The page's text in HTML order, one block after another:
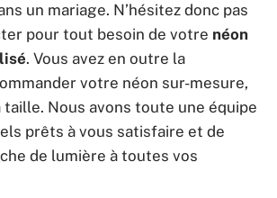
un mariage. N’hésitez donc pas
pour tout besoin de votre néon
. Vous avez en outre la
votre néon sur-mesure,
Nous avons toute une équipe
prêts à vous satisfaire et de
de lumière à toutes vos